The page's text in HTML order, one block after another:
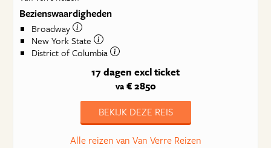
Bezienswaardigheden
Broadway
New York State
District of Columbia
17 dagen excl ticket
va€ 2850
BEKIJK DEZE REIS
Alle reizen van Van Verre Reizen